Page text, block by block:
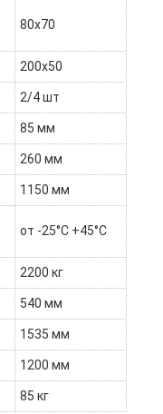
80х70
200х50
2/4 шт
85 мм
260 мм
1150 мм
от -25°С +45°С
2200 кг
540 мм
1535 мм
1200 мм
85 кг